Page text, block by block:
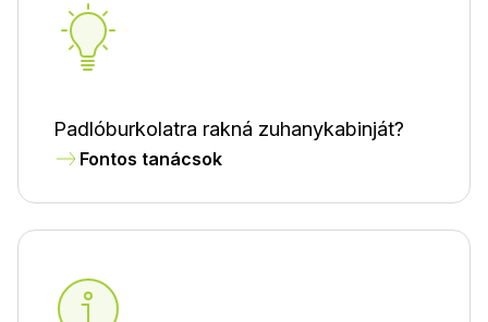
Padlóburkolatra rakná zuhanykabinját?
Fontos tanácsok